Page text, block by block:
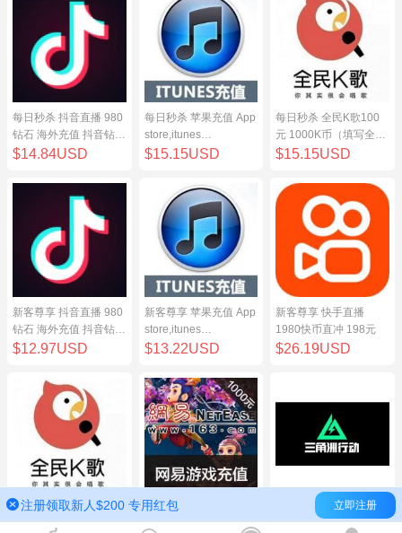
每日秒杀 抖音直播 980
钻石 海外充值 抖音钻石
（原抖币）98元
$14.84USD
每日秒杀 苹果充值 App
store,itunes
store,iphone,ipad中国
$15.15USD
每日秒杀 全民K歌100
元 1000K币（填写全民
K歌号充值）
$15.15USD
新客尊享 抖音直播 980
钻石 海外充值 抖音钻石
（原抖币）98元
$12.97USD
新客尊享 苹果充值 App
store,itunes
store,iphone,ipad中国
$13.22USD
新客尊享 快手直播
1980快币直冲 198元
$26.19USD
新客尊享 全民K歌100
元 1000K币（填写全民
网易点数1000元(可直
充/寄售) 网易一卡通
三角洲行动（腾讯国
服）
注册领取新人$200 专用红包 立即注册